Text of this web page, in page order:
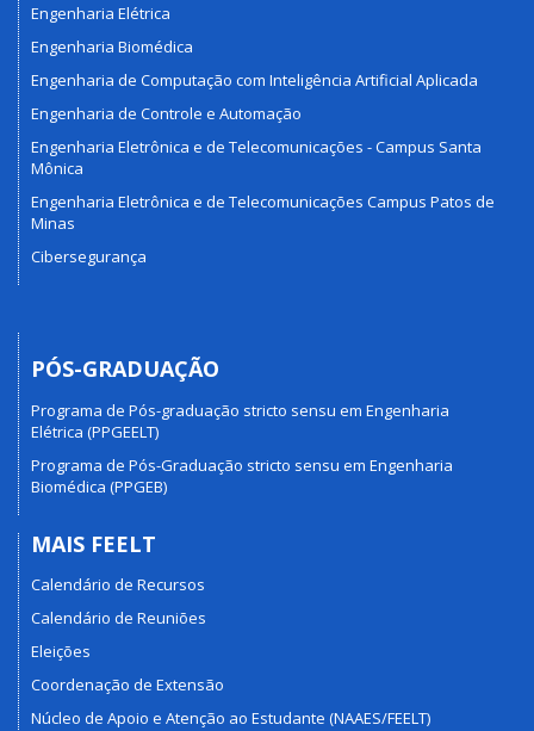
Engenharia Elétrica
Engenharia Biomédica
Engenharia de Computação com Inteligência Artificial Aplicada
Engenharia de Controle e Automação
Engenharia Eletrônica e de Telecomunicações - Campus Santa
Mônica
Engenharia Eletrônica e de Telecomunicações Campus Patos de
Minas
Cibersegurança
PÓS-GRADUAÇÃO
Programa de Pós-graduação stricto sensu em Engenharia
Elétrica (PPGEELT)
Programa de Pós-Graduação stricto sensu em Engenharia
Biomédica (PPGEB)
MAIS FEELT
Calendário de Recursos
Calendário de Reuniões
Eleições
Coordenação de Extensão
Núcleo de Apoio e Atenção ao Estudante (NAAES/FEELT)